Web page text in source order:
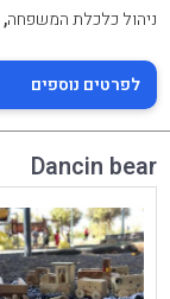
ניהול כלכלת המשפחה,
לפרטים נוספים
Dancin bear